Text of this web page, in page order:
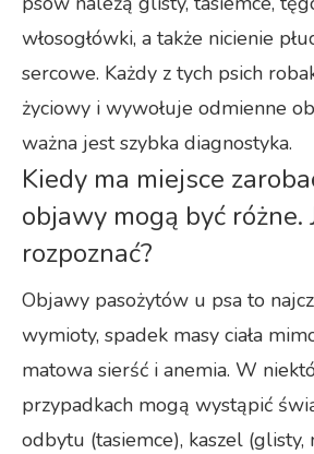
włosogłówki, a także nicienie
sercowe. Każdy z tych psich
życiowy i wywołuje odmienne
ważna jest szybka diagnostyka.
Kiedy ma miejsce
objawy mogą być różne.
rozpoznać?
Objawy pasożytów u psa to
wymioty, spadek masy ciała
matowa sierść i anemia. W
przypadkach mogą wystąpić
odbytu (tasiemce), kaszel (glisty,